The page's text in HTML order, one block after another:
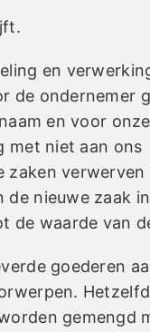
en
de ondernemer
en voor
met niet aan ons
zaken verwerven
de nieuwe zaak in
de waarde van
goederen
gemengd